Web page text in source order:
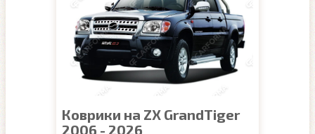
Коврики на ZX GrandTiger
2006 - 2026